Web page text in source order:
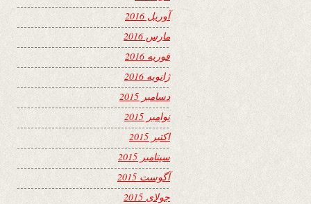
آوریل 2016
مارس 2016
فوریه 2016
ژانویه 2016
دسامبر 2015
نوامبر 2015
اکتبر 2015
سپتامبر 2015
آگوست 2015
جولای 2015